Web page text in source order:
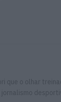
que o olhar